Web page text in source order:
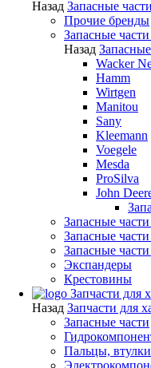
Назад Запасные части
Прочие бренды
Запасные
Назад
Wacker
Hamm
Wirtgen
Manitou
Sany
Kleemann
Voegele
Mesda
ProSilva
John
Запасные
Запасные
Запасные
Экспандеры
Крестовины
Запчасти для
Назад Запчасти для
Запасные части
Пальцы, втулки